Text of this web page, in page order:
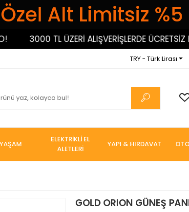
Alt Limitsiz
3000 TL ÜZERİ ALIŞVERİŞLERDE ÜCRETSİZ
TRY - Türk Lirası
ELEKTRİKLİ EL
ALETLERİ
YAPI & HIRDAVAT
GOLD ORION GÜNEŞ